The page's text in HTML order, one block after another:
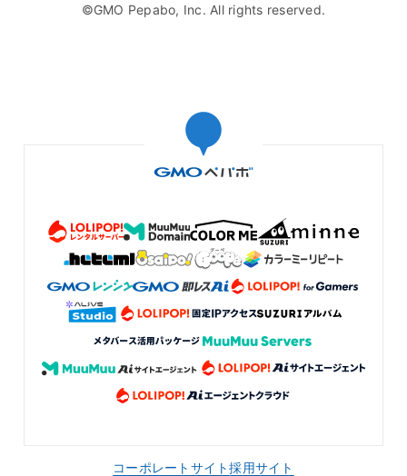
©GMO Pepabo, Inc. All rights reserved.
コーポレートサイト採用サイト